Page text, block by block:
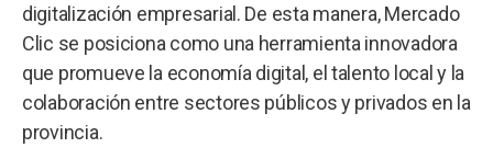
digitalización empresarial. De esta manera, Mercado
Clic se posiciona como una herramienta innovadora
que promueve la economía digital, el talento local y la
colaboración entre sectores públicos y privados en la
provincia.